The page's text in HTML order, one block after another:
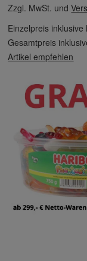
Zzgl. MwSt. und
Einzelpreis
Gesamtpreis
Artikel empfehlen